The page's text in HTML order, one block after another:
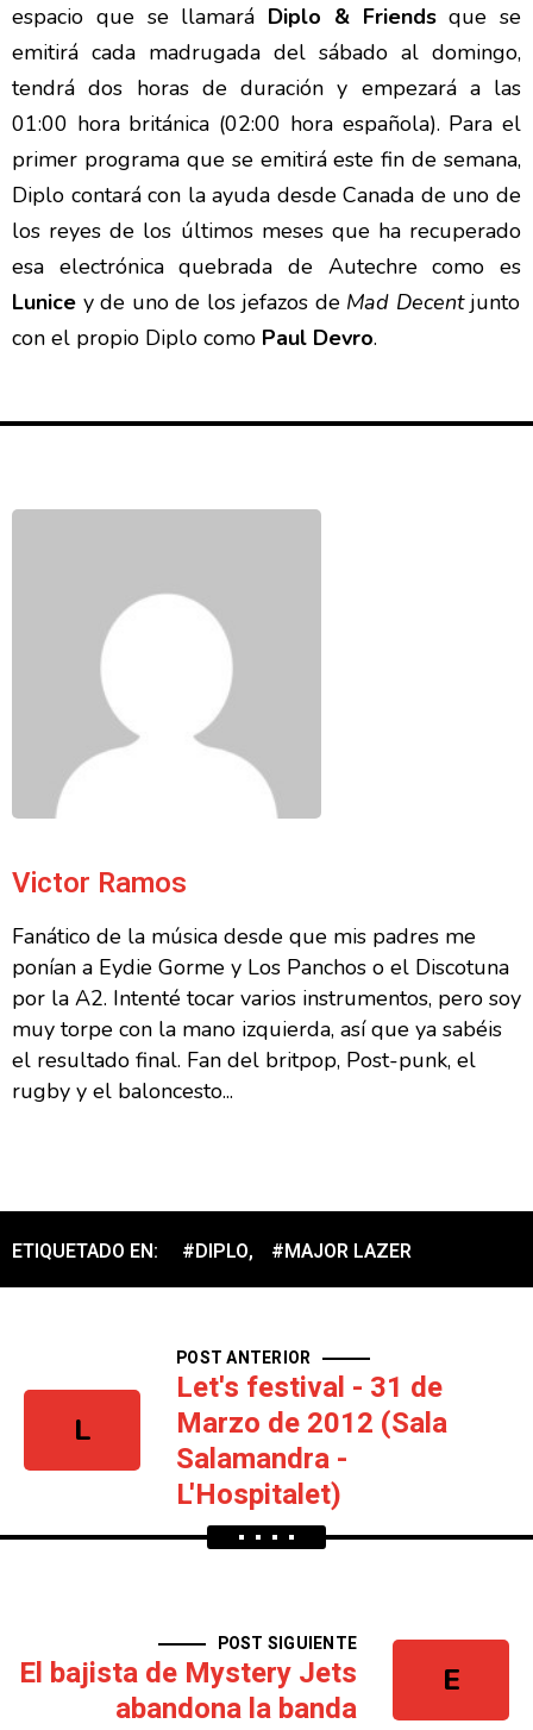
espacio que se llamará Diplo & Friendsque se
emitirá cada madrugada del sábado al domingo,
tendrá dos horas de duración y empezará a las
01:00 hora británica (02:00 hora española). Para el
primer programa que se emitirá este fin de semana,
Diplo contará con la ayuda desde Canada de uno de
los reyes de los últimos meses que ha recuperado
esa electrónica quebrada de Autechre como es
Lunice y de uno de los jefazos de Mad Decentjunto
con el propio Diplo como Paul Devro.
Victor Ramos
Fanático de la música desde que mis padres me
ponían a Eydie Gorme y Los Panchos o el Discotuna
por la A2. Intenté tocar varios instrumentos, pero soy
muy torpe con la mano izquierda, así que ya sabéis
el resultado final. Fan del britpop, Post-punk, el
rugby y el baloncesto...
ETIQUETADO EN: #DIPLO, #MAJOR LAZER
L
POST ANTERIOR
Let's festival - 31 de
Marzo de 2012 (Sala
Salamandra -
L'Hospitalet)
E
POST SIGUIENTE
El bajista de Mystery Jets
abandona la banda